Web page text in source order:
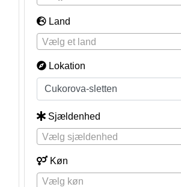
Land
Vælg et land
Lokation
Sjældenhed
Vælg sjældenhed
Køn
Vælg køn